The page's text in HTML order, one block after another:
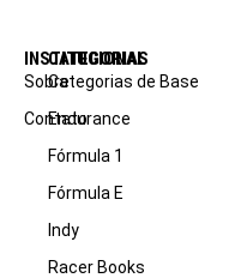
INSTITUCIONAL
Sobre
Contato
CATEGORIAS
Categorias de Base
Endurance
Fórmula 1
Fórmula E
Indy
Racer Books